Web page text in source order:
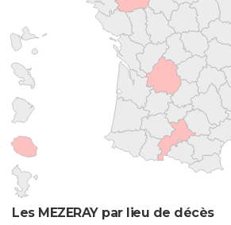
Les MEZERAY par lieu de décès